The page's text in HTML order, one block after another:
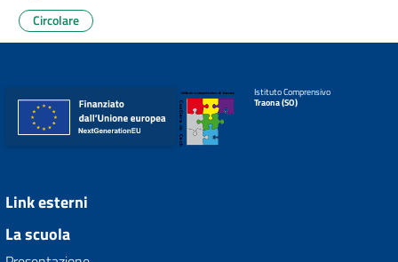
Circolare
Istituto Comprensivo
Traona (SO)
Link esterni
La scuola